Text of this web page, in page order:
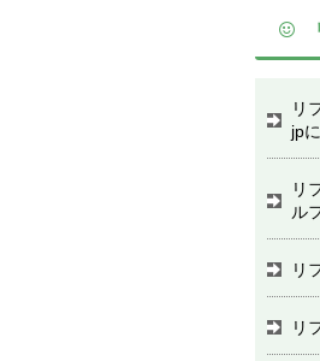
リ
jp
リ
ル
リ
リ